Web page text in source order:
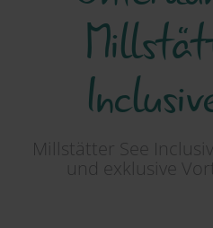
Unterkünfte
Erleben
Planen
Millstätter See
und exklusive